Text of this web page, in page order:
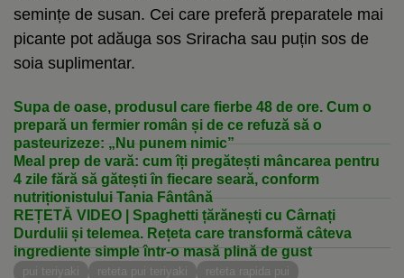
semințe de susan. Cei care preferă preparatele mai
picante pot adăuga sos Sriracha sau puțin sos de
soia suplimentar.
Supa de oase, produsul care fierbe 48 de ore. Cum o
prepară un fermier român și de ce refuză să o
pasteurizeze: „Nu punem nimic”
Meal prep de vară: cum îți pregătești mâncarea pentru
4 zile fără să gătești în fiecare seară, conform
nutriționistului Tania Fântână
REȚETĂ VIDEO | Spaghetti țărănești cu Cârnați
Durdulii și telemea. Rețeta care transformă câteva
ingrediente simple într-o masă plină de gust
pui teriyaki reteta pui teriyaki reteta rapida pui